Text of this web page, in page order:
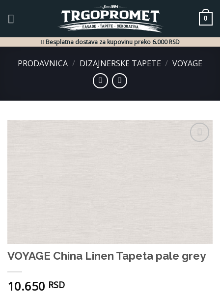
0
Besplatna dostava za kupovinu preko 6.000 RSD
PRODAVNICA / DIZAJNERSKE TAPETE / VOYAGE
VOYAGE China Linen Tapeta pale grey
10.650 RSD